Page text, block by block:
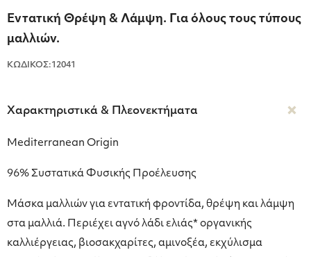
Εντατική Θρέψη & Λάμψη. Για όλους τους τύπους
μαλλιών.
ΚΩΔΙΚΟΣ:12041
Χαρακτηριστικά & Πλεονεκτήματα
Mediterranean Οrigin
96% Συστατικά Φυσικής Προέλευσης
Μάσκα μαλλιών για εντατική φροντίδα, θρέψη και λάμψη
στα μαλλιά. Περιέχει αγνό λάδι ελιάς* οργανικής
καλλιέργειας, βιοσακχαρίτες, αμινοξέα, εκχύλισμα